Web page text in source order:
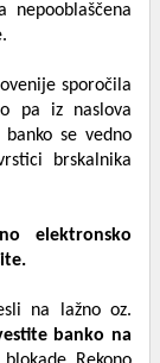
nepooblaščena
sporočila
pa iz naslova
se vedno
brskalnika
elektronsko
na lažno oz.
banko na